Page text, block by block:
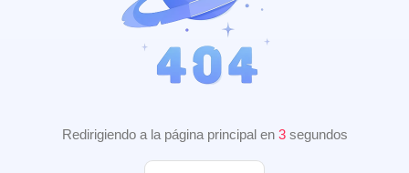
Redirigiendo a la página principal en 3segundos